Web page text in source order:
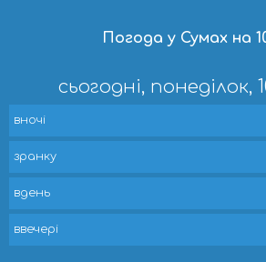
Погода у Сумах на
сьогодні, понеділок,
вночі
зранку
вдень
ввечері